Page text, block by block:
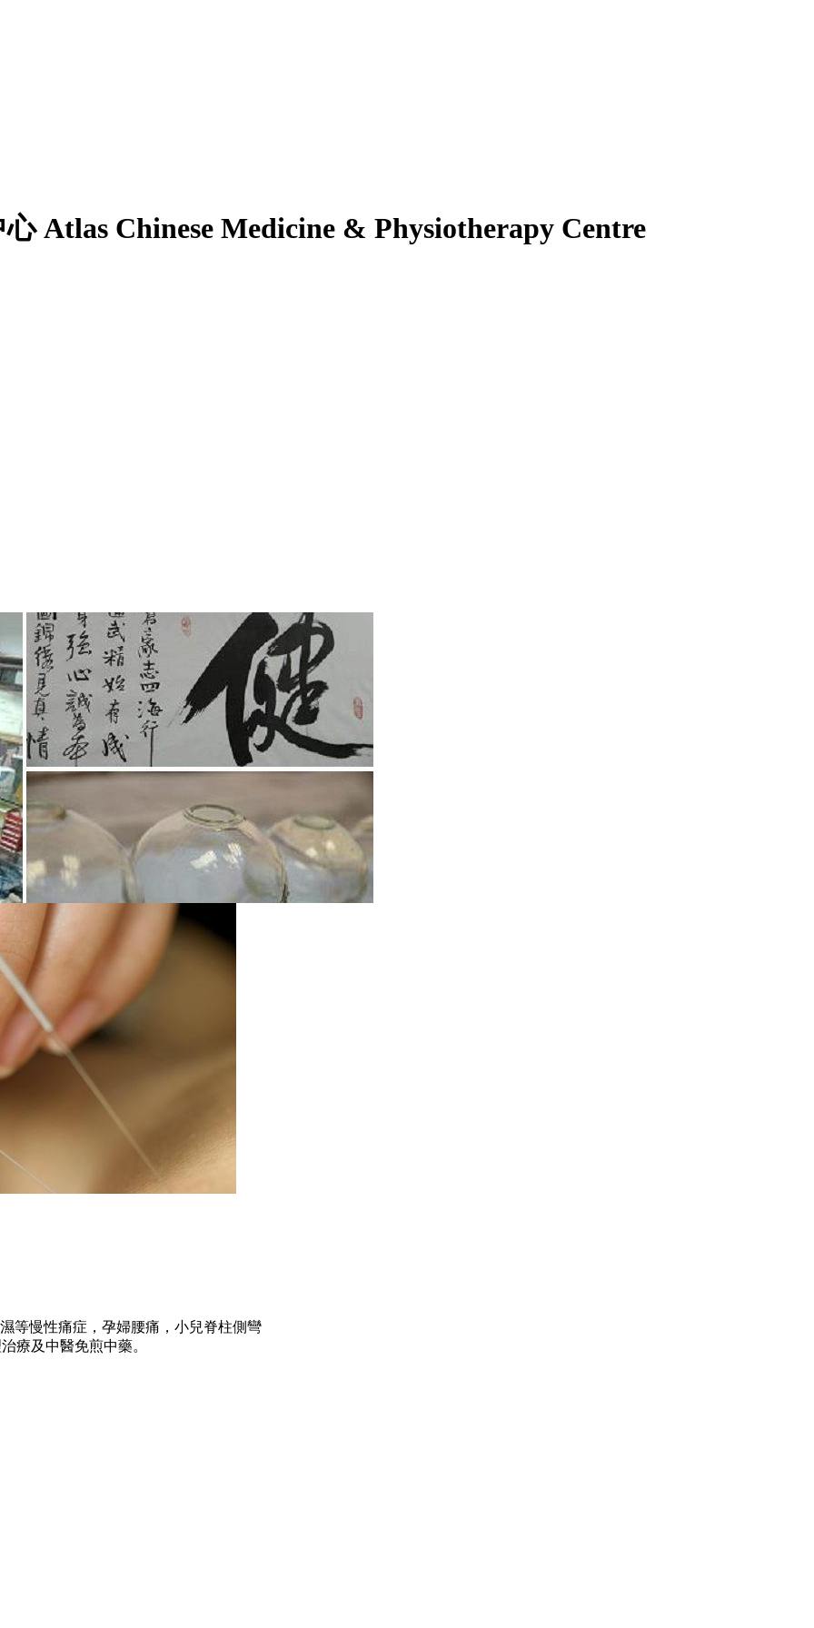
Atlas Chinese Medicine & Physiotherapy Centre
等慢性痛症，孕婦腰痛，小兒脊柱側彎
療及中醫免煎中藥。